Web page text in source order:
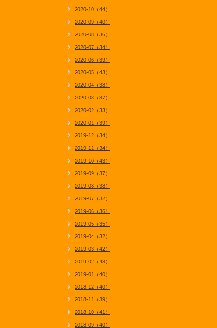
2020-10（44）
2020-09（40）
2020-08（36）
2020-07（34）
2020-06（39）
2020-05（43）
2020-04（38）
2020-03（37）
2020-02（33）
2020-01（39）
2019-12（34）
2019-11（34）
2019-10（43）
2019-09（37）
2019-08（38）
2019-07（32）
2019-06（36）
2019-05（35）
2019-04（32）
2019-03（42）
2019-02（43）
2019-01（40）
2018-12（40）
2018-11（39）
2018-10（41）
2018-09（40）